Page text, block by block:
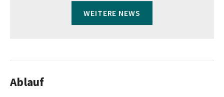
WEITERE NEWS
Ablauf